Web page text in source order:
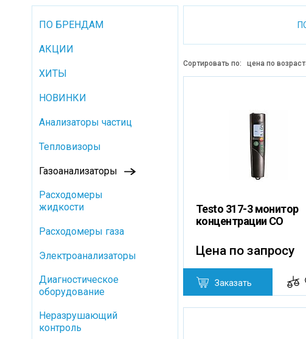
Сортировать по: цена по
Testo 317-3 монитор
концентрации CO
Цена по запросу
Заказать
ПО БРЕНДАМ
АКЦИИ
ХИТЫ
НОВИНКИ
Анализаторы частиц
Тепловизоры
Газоанализаторы
Расходомеры
жидкости
Расходомеры газа
Электроанализаторы
Диагностическое
оборудование
Неразрушающий
контроль